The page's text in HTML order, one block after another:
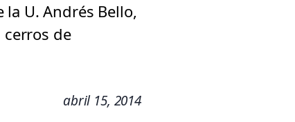
la U. Andrés Bello,
de
abril 15, 2014